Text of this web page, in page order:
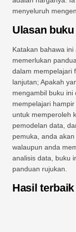
menyeluruh
Ulasan buku
Katakan bahawa
memerlukan
dalam mempelajari
lanjutan; Apakah
mengambil buku
mempelajari
untuk memperoleh
pemodelan data,
pemuka, anda
walaupun anda
analisis data, buku
panduan rujukan.
Hasil